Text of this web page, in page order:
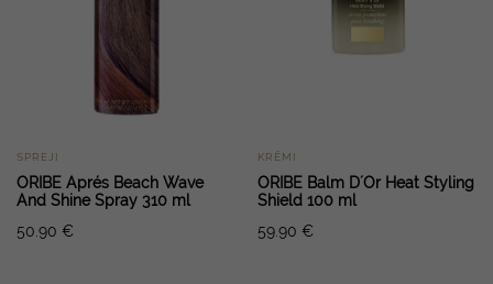
SPREJI
ORIBE Aprés Beach Wave
And Shine Spray 310 ml
50.90 €
KRĒMI
ORIBE Balm D´Or Heat Styling
Shield 100 ml
59.90 €